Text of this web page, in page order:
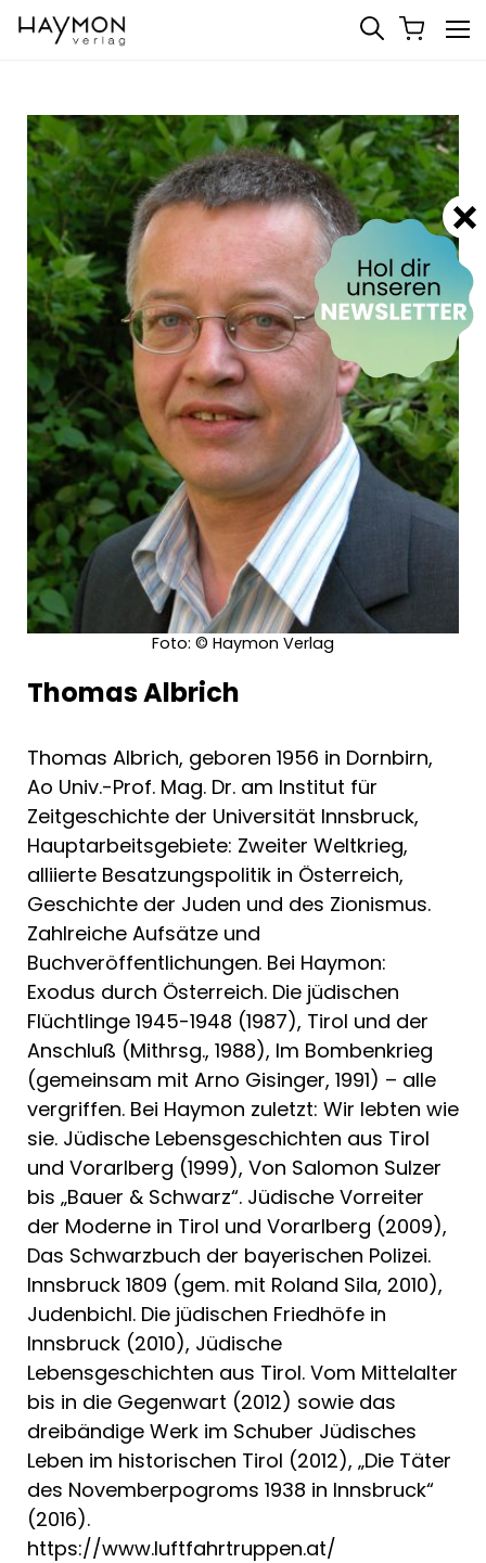
Foto: © Haymon Verlag
Thomas Albrich
Thomas Albrich, geboren 1956 in Dornbirn,
Ao Univ.-Prof. Mag. Dr. am Institut für
Zeitgeschichte der Universität Innsbruck,
Hauptarbeitsgebiete: Zweiter Weltkrieg,
alliierte Besatzungspolitik in Österreich,
Geschichte der Juden und des Zionismus.
Zahlreiche Aufsätze und
Buchveröffentlichungen. Bei Haymon:
Exodus durch Österreich. Die jüdischen
Flüchtlinge 1945-1948 (1987), Tirol und der
Anschluß (Mithrsg., 1988), Im Bombenkrieg
(gemeinsam mit Arno Gisinger, 1991) – alle
vergriffen. Bei Haymon zuletzt: Wir lebten wie
sie. Jüdische Lebensgeschichten aus Tirol
und Vorarlberg (1999), Von Salomon Sulzer
bis „Bauer & Schwarz“. Jüdische Vorreiter
der Moderne in Tirol und Vorarlberg (2009),
Das Schwarzbuch der bayerischen Polizei.
Innsbruck 1809 (gem. mit Roland Sila, 2010),
Judenbichl. Die jüdischen Friedhöfe in
Innsbruck (2010), Jüdische
Lebensgeschichten aus Tirol. Vom Mittelalter
bis in die Gegenwart (2012) sowie das
dreibändige Werk im Schuber Jüdisches
Leben im historischen Tirol (2012), „Die Täter
des Novemberpogroms 1938 in Innsbruck“
(2016).
https://www.luftfahrtruppen.at/